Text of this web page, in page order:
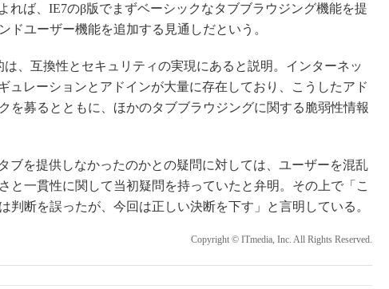
れば、IE7のβ版でまずベーシックなタブブラウジング機能を提
ドユーザー機能を追加する見通しだという。
、互換性とセキュリティの実現にあると説明。インターネッ
ュレーションとアドインが大量に存在しており、こうしたアド
を募るとともに、ほかのタブブラウジングに関する脆弱性情報
ブを提供しなかったのかとの疑問に対しては、ユーザーを混乱
と一貫性に関して当初疑問を持っていたと弁明。その上で「こ
判断を誤ったが、今回は正しい決断を下す」と言明している。
Copyright © ITmedia, Inc. All Rights Reserved.